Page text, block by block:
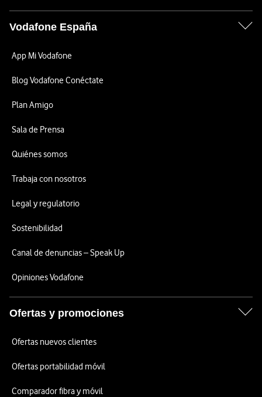
Vodafone España
App Mi Vodafone
Blog Vodafone Conéctate
Plan Amigo
Sala de Prensa
Quiénes somos
Trabaja con nosotros
Legal y regulatorio
Sostenibilidad
Canal de denuncias – Speak Up
Opiniones Vodafone
Ofertas y promociones
Ofertas nuevos clientes
Ofertas portabilidad móvil
Comparador fibra y móvil